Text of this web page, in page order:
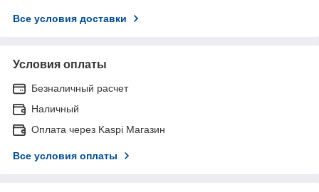
Все условия доставки
Условия оплаты
Безналичный расчет
Наличный
Оплата через Kaspi Магазин
Все условия оплаты